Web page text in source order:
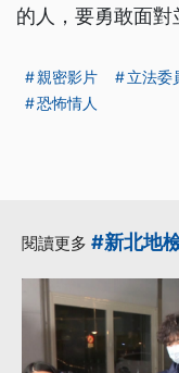
的人，要勇敢面對
親密影片 立法委
恐怖情人
閱讀更多 #新北地